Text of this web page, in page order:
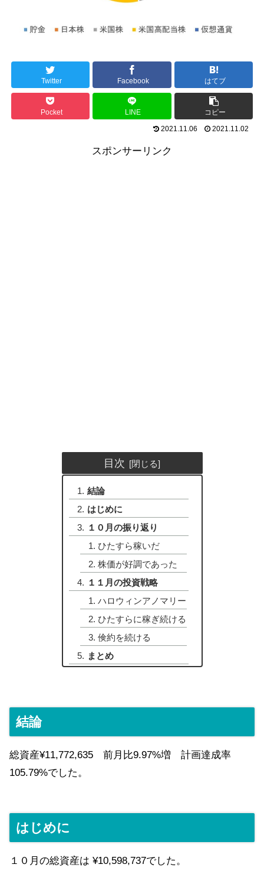
Twitter Facebook はてブ
Pocket LINE
コピー
2021.11.06
2021.11.02
スポンサーリンク
目次
結論
はじめに
１０月の振り返り
ひたすら稼いだ
株価が好調であった
１１月の投資戦略
ハロウィンアノマリー
ひたすらに稼ぎ続ける
倹約を続ける
まとめ
結論
総資産¥11,772,635 前月比9.97%増 計画達成率
105.79%でした。
はじめに
１０月の総資産は ¥10,598,737でした。